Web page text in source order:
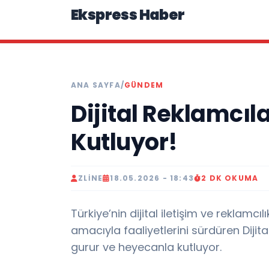
Ekspress Haber
ANA SAYFA/GÜNDEM
Dijital
Kutluyor!
ZLINE 18.05.2026 - 18:43 2 DK OKUMA
Türkiye’nin dijital iletişim ve
amacıyla faaliyetlerini sürdüren Dijital
gurur ve heyecanla kutluyor.